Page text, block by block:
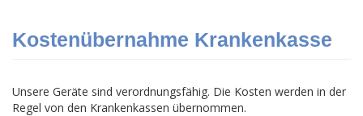
Kostenübernahme Krankenkasse
Unsere Geräte sind verordnungsfähig. Die Kosten werden in der
Regel von den Krankenkassen übernommen.